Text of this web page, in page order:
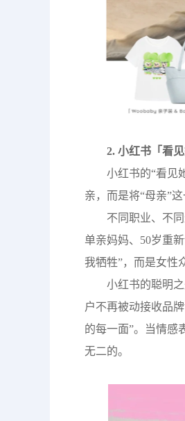
2. 小红书「看
小红书的“看见
亲，而是将“母亲”
不同职业、不
单亲妈妈、50岁重
我牺牲”，而是女性
小红书的聪明
户不再被动接收品
的每一面”。当情
无二的。